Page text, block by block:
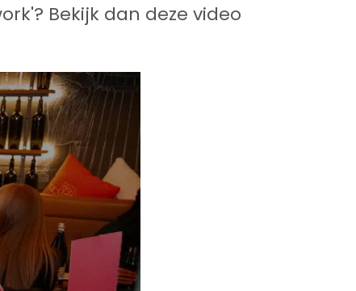
Bekijk dan deze video